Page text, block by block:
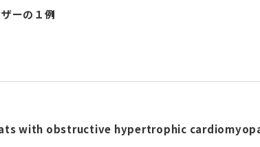
ーの１例
with obstructive hypertrophic